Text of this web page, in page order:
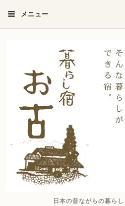
メニュー
日本の昔ながらの暮らし